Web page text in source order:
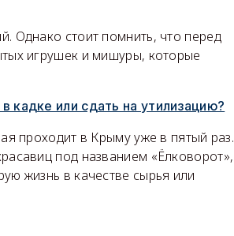
Однако стоит помнить, что перед
игрушек и мишуры, которые
кадке или сдать на утилизацию?
проходит в Крыму уже в пятый раз.
под названием «Ёлковорот»,
жизнь в качестве сырья или